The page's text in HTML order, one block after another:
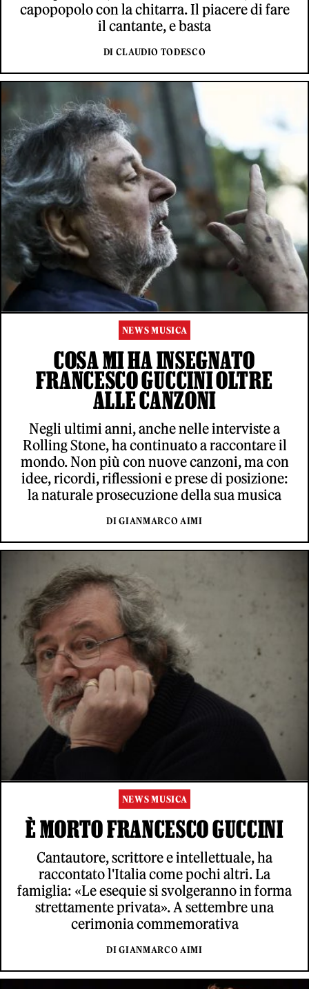
capopopolo con la chitarra. Il piacere di fare
il cantante, e basta
DI CLAUDIO TODESCO
NEWS MUSICA
COSA MI HA INSEGNATO
FRANCESCO GUCCINI OLTRE
ALLE CANZONI
Negli ultimi anni, anche nelle interviste a
Rolling Stone, ha continuato a raccontare il
mondo. Non più con nuove canzoni, ma con
idee, ricordi, riflessioni e prese di posizione:
la naturale prosecuzione della sua musica
DI GIANMARCO AIMI
NEWS MUSICA
È MORTO FRANCESCO GUCCINI
Cantautore, scrittore e intellettuale, ha
raccontato l'Italia come pochi altri. La
famiglia: «Le esequie si svolgeranno in forma
strettamente privata». A settembre una
cerimonia commemorativa
DI GIANMARCO AIMI